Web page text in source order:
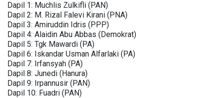
Dapil 1: Muchlis Zulkifli (PAN)
Dapil 2: M. Rizal Falevi Kirani (PNA)
Dapil 3: Amiruddin Idris (PPP)
Dapil 4: Alaidin Abu Abbas (Demokrat)
Dapil 5: Tgk Mawardi (PA)
Dapil 6: Iskandar Usman Alfarlaki (PA)
Dapil 7: Irfansyah (PA)
Dapil 8: Junedi (Hanura)
Dapil 9: Irpannusir (PAN)
Dapil 10: Fuadri (PAN)